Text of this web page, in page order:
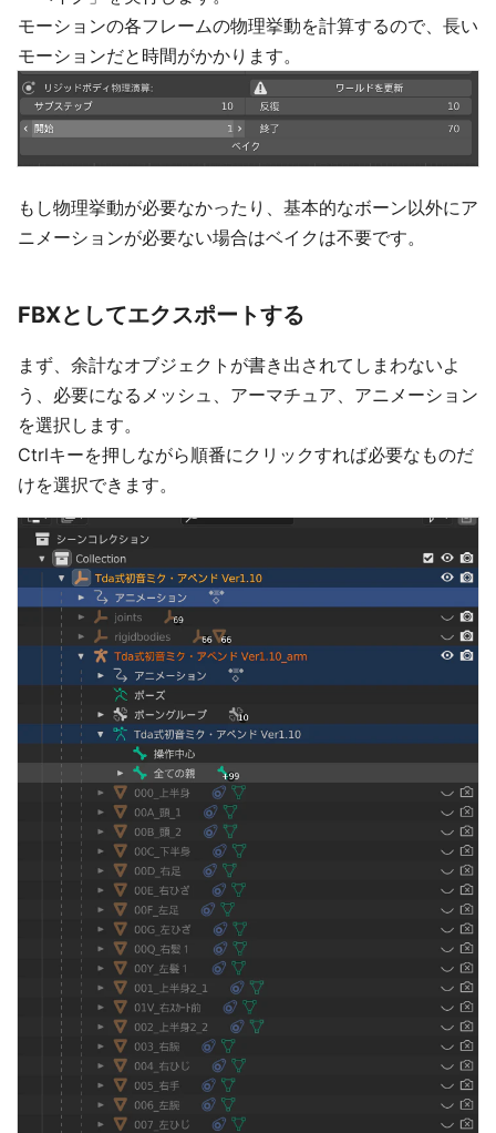
モーションの各フレームの物理挙動を計算するので、長い
モーションだと時間がかかります。
もし物理挙動が必要なかったり、基本的なボーン以外にア
ニメーションが必要ない場合はベイクは不要です。
FBXとしてエクスポートする
まず、余計なオブジェクトが書き出されてしまわないよ
う、必要になるメッシュ、アーマチュア、アニメーション
を選択します。
Ctrlキーを押しながら順番にクリックすれば必要なものだ
けを選択できます。